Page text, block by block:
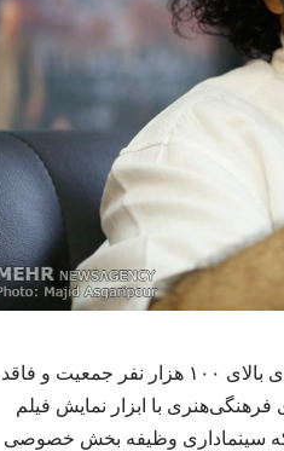
امیرحسین علم‌الهدی، کارشناس و منتقد سینما در نقد طرح «احداث سینما در شهرهای بالای ۱۰۰ هزار نفر جمعیت و فاقد
با ابزار نمایش فیلم
که سینماداری وظیفه بخش خصوصی